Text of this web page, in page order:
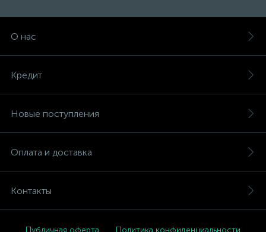
О нас
Кредит
Новые поступления
Оплата и доставка
Контакты
Публичная оферта Политика конфиденциальности